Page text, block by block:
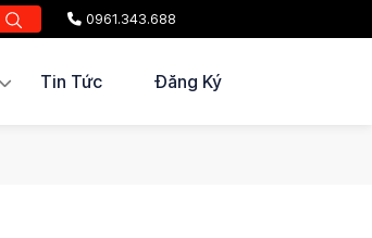
0961.343.688
Tin Tức Đăng Ký